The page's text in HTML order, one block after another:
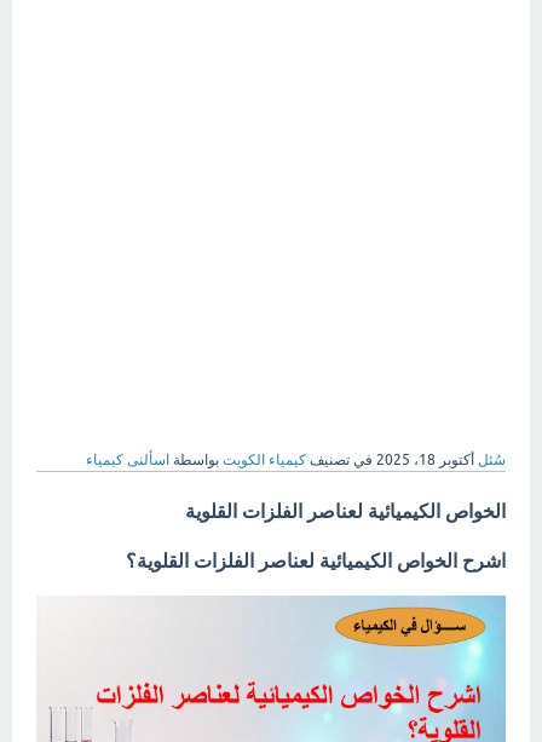
سُئل أكتوبر 18، 2025 في تصنيف كيمياء الكويت بواسطة اسألنى كيمياء
الخواص الكيميائية لعناصر الفلزات القلوية
اشرح الخواص الكيميائية لعناصر الفلزات القلوية؟